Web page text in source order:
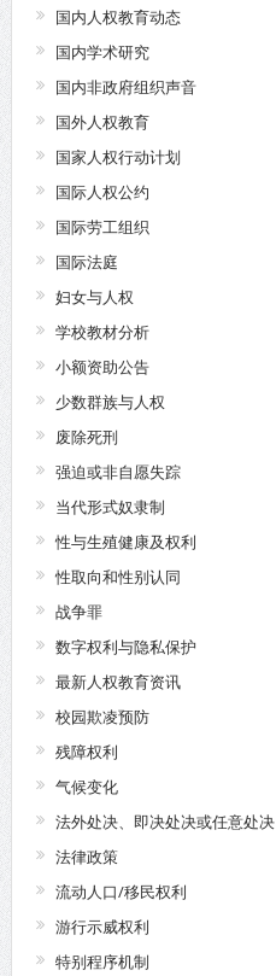
国内人权教育动态
国内学术研究
国内非政府组织声音
国外人权教育
国家人权行动计划
国际人权公约
国际劳工组织
国际法庭
妇女与人权
学校教材分析
小额资助公告
少数群族与人权
废除死刑
强迫或非自愿失踪
当代形式奴隶制
性与生殖健康及权利
性取向和性别认同
战争罪
数字权利与隐私保护
最新人权教育资讯
校园欺凌预防
残障权利
气候变化
法外处决、即决处决或任意处决
法律政策
流动人口/移民权利
游行示威权利
特别程序机制